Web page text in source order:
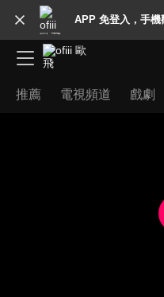
APP 免登入，手機
推薦 電視頻道 戲劇